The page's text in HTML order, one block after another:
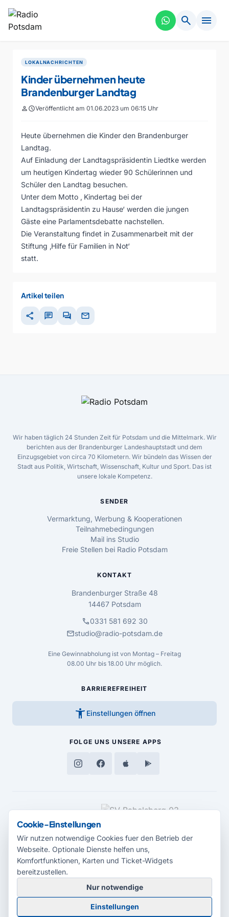
search menu
LOKALNACHRICHTEN
Kinder übernehmen heute
Brandenburger Landtag
personscheduleVeröffentlicht am 01.06.2023 um 06:15 Uhr
Heute übernehmen die Kinder den Brandenburger
Landtag.
Auf Einladung der Landtagspräsidentin Liedtke werden
um heutigen Kindertag wieder 90 Schülerinnen und
Schüler den Landtag besuchen.
Unter dem Motto ‚ Kindertag bei der
Landtagspräsidentin zu Hause‘ werden die jungen
Gäste eine Parlamentsdebatte nachstellen.
Die Veranstaltung findet in Zusammenarbeit mit der
Stiftung ‚Hilfe für Familien in Not‘
statt.
Artikel teilen
share chat forum mail
Wir haben täglich 24 Stunden Zeit für Potsdam und die Mittelmark. Wir
berichten aus der Brandenburger Landeshauptstadt und dem
Einzugsgebiet von circa 70 Kilometern. Wir bündeln das Wissen der
Stadt aus Politik, Wirtschaft, Wissenschaft, Kultur und Sport. Das ist
unsere lokale Kompetenz.
SENDER
Vermarktung, Werbung & Kooperationen
Teilnahmebedingungen
Mail ins Studio
Freie Stellen bei Radio Potsdam
KONTAKT
Brandenburger Straße 48
14467 Potsdam
call0331 581 692 30
mailstudio@radio-potsdam.de
Eine Gewinnabholung ist von Montag – Freitag
08.00 Uhr bis 18.00 Uhr möglich.
BARRIEREFREIHEIT
accessibility_new Einstellungen öffnen
FOLGE UNS UNSERE APPS
MEDIENPARTNER
© 2026 Radio Potsdam. Webseite entwickelt durch dieMedienagentur
Babelsberg
Cookie-Einstellungen
Wir nutzen notwendige Cookies fuer den Betrieb der
Webseite. Optionale Dienste helfen uns,
Komfortfunktionen, Karten und Ticket-Widgets
bereitzustellen.
Nur notwendige
Einstellungen